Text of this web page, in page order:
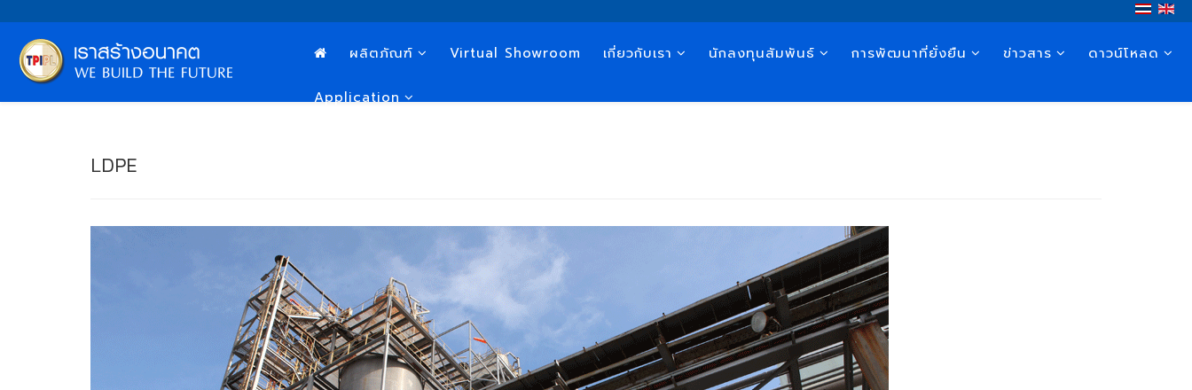
ผลิตภัณฑ์ Virtual Showroom เกี่ยวกับเรา นักลงทุนสัมพันธ์ การพัฒนาที่ยั่งยืน ข่าวสาร ดาวน์โหลด
Application
LDPE